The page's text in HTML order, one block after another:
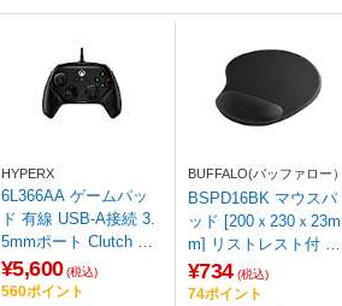
HYPERX
6L366AA ゲームパッ
ド 有線 USB-A接続 3.
5mmポート Clutch Gla
diate(Xbox 対応) ［US
B］
¥5,600 (税込)
560ポイント
BUFFALO(バッファロー
BSPD16BK マウスパ
ッド [200ｘ230ｘ23m
m] リストレスト付 ブ
ラック
¥734 (税込)
74ポイント